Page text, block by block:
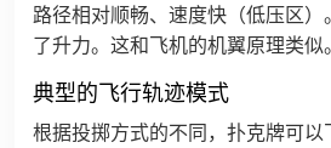
路径相对顺畅、速度快（低压区
了升力。这和飞机的机翼原理类似。
典型的飞行轨迹模式
根据投掷方式的不同，扑克牌可